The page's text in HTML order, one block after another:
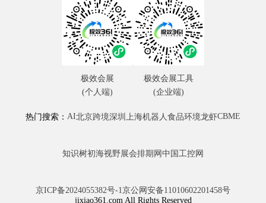
热门搜索： AI北京跨境深圳 上海机器人食品环境龙虾CBME
知识树初海视野展会排期网 中国工控网
京ICP备2024055382号-1京公网安备11010602201458号
jixiao361.com All Rights Reserved
极效会展
(个人端)
极效会展工具
(企业端)